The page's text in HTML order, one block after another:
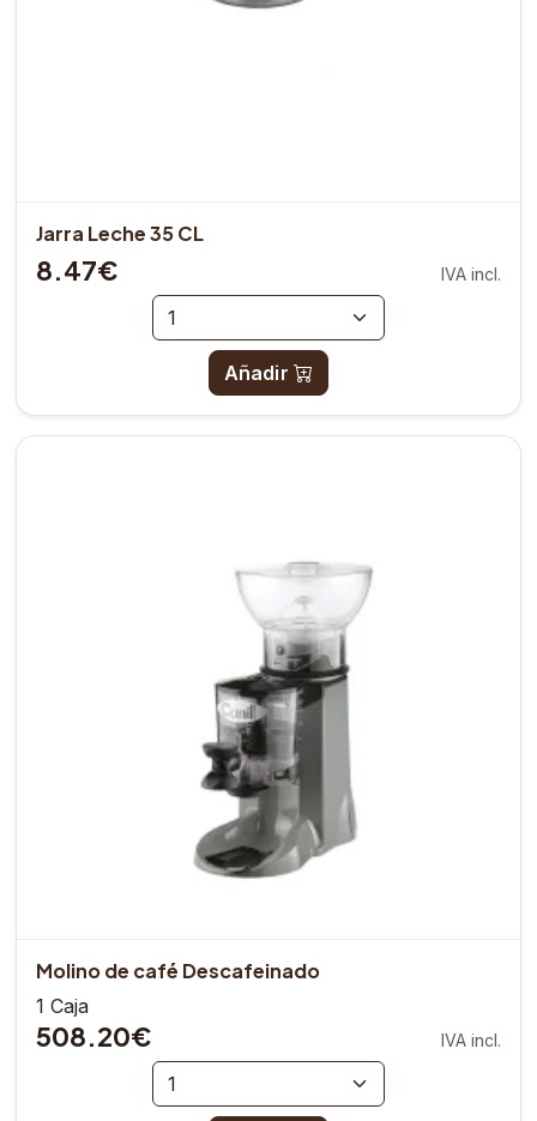
Jarra Leche 35 CL
8.47€ IVA incl.
Añadir
Molino de café Descafeinado
1 Caja
508.20€ IVA incl.